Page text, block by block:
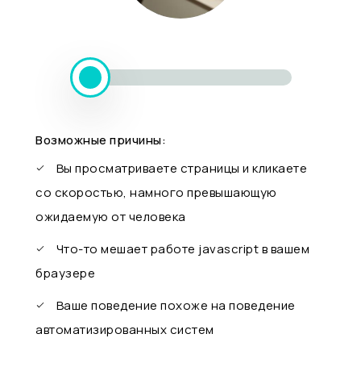
Возможные причины:
Вы просматриваете страницы и кликаете
со скоростью, намного превышающую
ожидаемую от человека
Что-то мешает работе javascript в вашем
браузере
Ваше поведение похоже на поведение
автоматизированных систем